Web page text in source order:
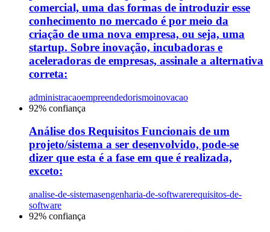
comercial, uma das formas de introduzir esse
conhecimento no mercado é por meio da
criação de uma nova empresa, ou seja, uma
startup. Sobre inovação, incubadoras e
aceleradoras de empresas, assinale a alternativa
correta:
administracaoempreendedorismoinovacao
92% confiança
Análise dos Requisitos Funcionais de um
projeto/sistema a ser desenvolvido, pode-se
dizer que esta é a fase em que é realizada,
exceto:
analise-de-sistemasengenharia-de-softwarerequisitos-de-
software
92% confiança